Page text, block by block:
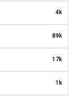
4k
89k
17k
1k